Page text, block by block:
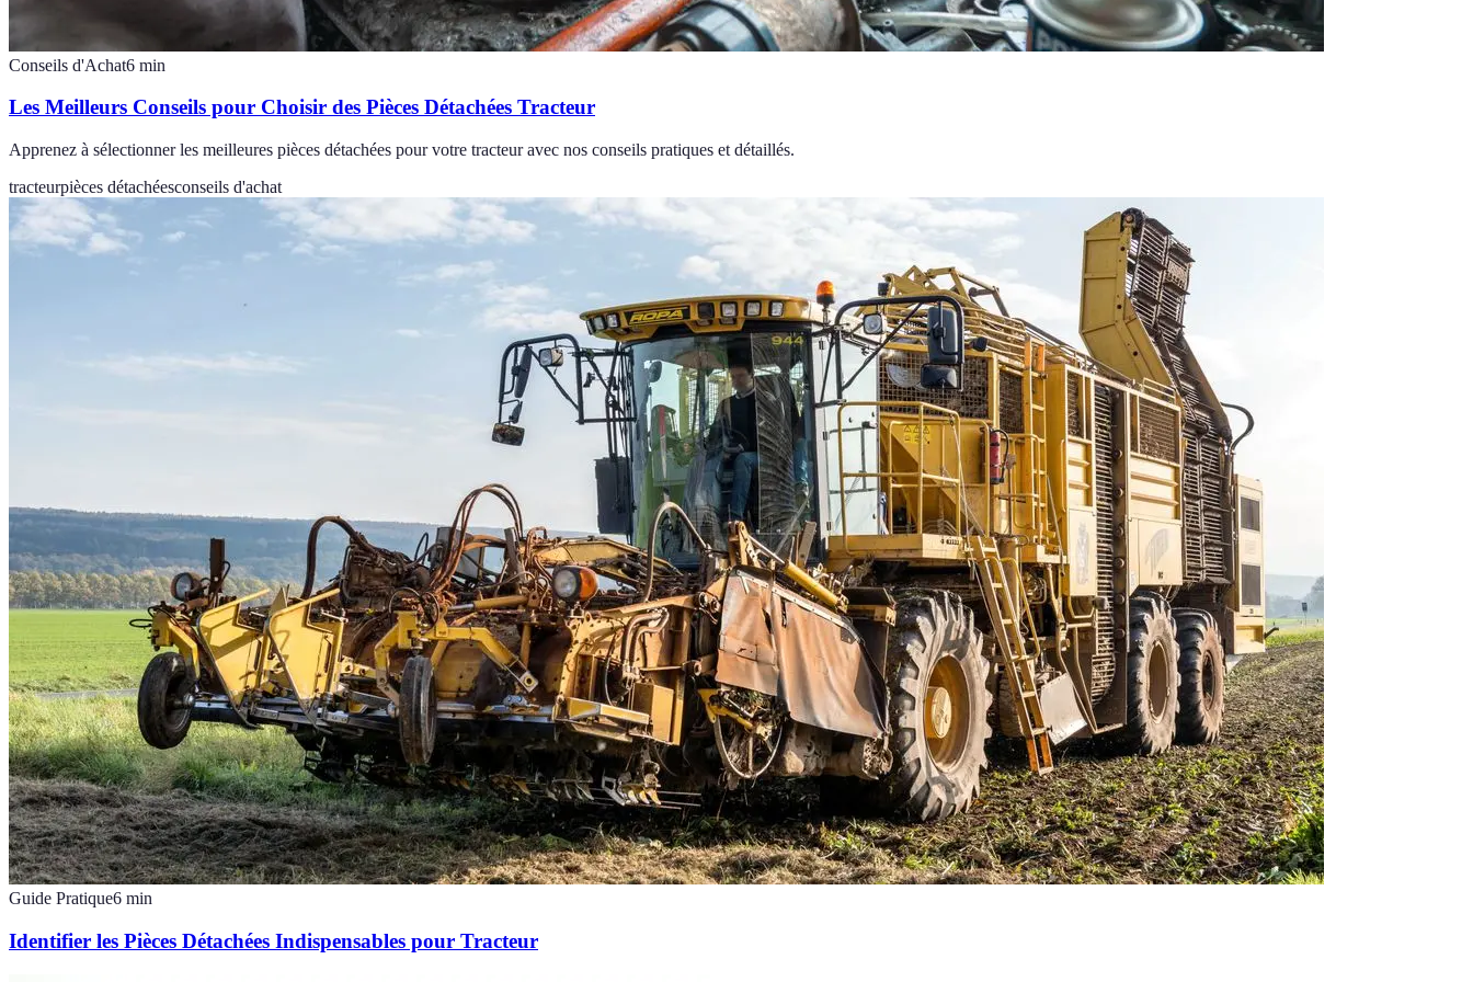
Conseils d'Achat6 min
Les Meilleurs Conseils pour Choisir des Pièces Détachées Tracteur
Apprenez à sélectionner les meilleures pièces détachées pour votre tracteur avec nos conseils pratiques et détaillés.
tracteurpièces détachéesconseils d'achat
Guide Pratique6 min
Identifier les Pièces Détachées Indispensables pour Tracteur